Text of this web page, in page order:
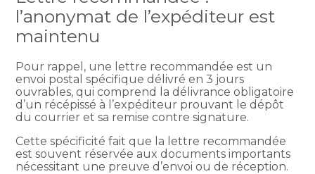
l’anonymat de l’expéditeur est
maintenu
Pour rappel, une lettre recommandée est un
envoi postal spécifique délivré en 3 jours
ouvrables, qui comprend la délivrance obligatoire
d’un récépissé à l’expéditeur prouvant le dépôt
du courrier et sa remise contre signature.
Cette spécificité fait que la lettre recommandée
est souvent réservée aux documents importants
nécessitant une preuve d’envoi ou de réception.